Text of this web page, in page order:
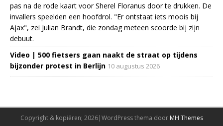
pas na de rode kaart voor Sherel Floranus door te drukken. De
invallers speelden een hoofdrol. "Er ontstaat iets moois bij
Ajax", zei Julian Brandt, die zondag meteen scoorde bij zijn
debuut.
Video | 500 fietsers gaan naakt de straat op tijdens
bijzonder protest in Berlijn 10 augustus 2026
Copyright & kopiëren; 2026|WordPress thema door MH Themes